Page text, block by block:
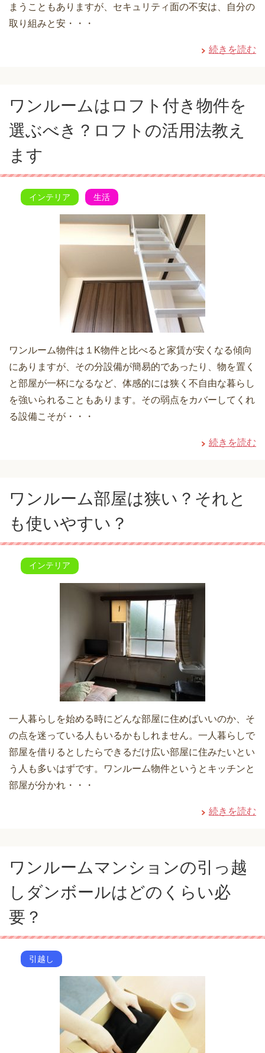
まうこともありますが、セキュリティ面の不安は、自分の
取り組みと安・・・
続きを読む
ワンルームはロフト付き物件を
選ぶべき？ロフトの活用法教え
ます
インテリア 生活
ワンルーム物件は１K物件と比べると家賃が安くなる傾向
にありますが、その分設備が簡易的であったり、物を置く
と部屋が一杯になるなど、体感的には狭く不自由な暮らし
を強いられることもあります。その弱点をカバーしてくれ
る設備こそが・・・
続きを読む
ワンルーム部屋は狭い？それと
も使いやすい？
インテリア
一人暮らしを始める時にどんな部屋に住めばいいのか、そ
の点を迷っている人もいるかもしれません。一人暮らしで
部屋を借りるとしたらできるだけ広い部屋に住みたいとい
う人も多いはずです。ワンルーム物件というとキッチンと
部屋が分かれ・・・
続きを読む
ワンルームマンションの引っ越
しダンボールはどのくらい必
要？
引越し